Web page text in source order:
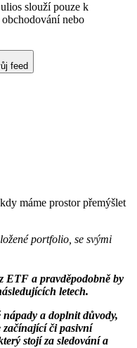
slouží pouze k
nebo
feed
máme prostor přemýšlet
portfolio, se svými
ETF a pravděpodobně by
letech.
nápady a doplnit důvody,
začínající či pasivní
stojí za sledování a